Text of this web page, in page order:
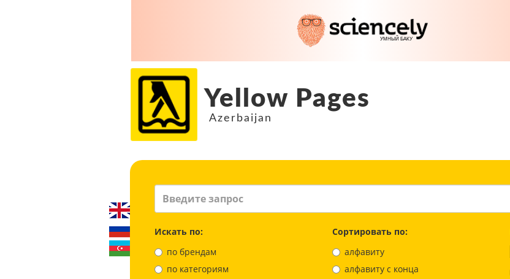
Yellow Pages
Azerbaijan
Искать по:
по брендам
по категориям
Сортировать по:
алфавиту
aлфавиту с конца